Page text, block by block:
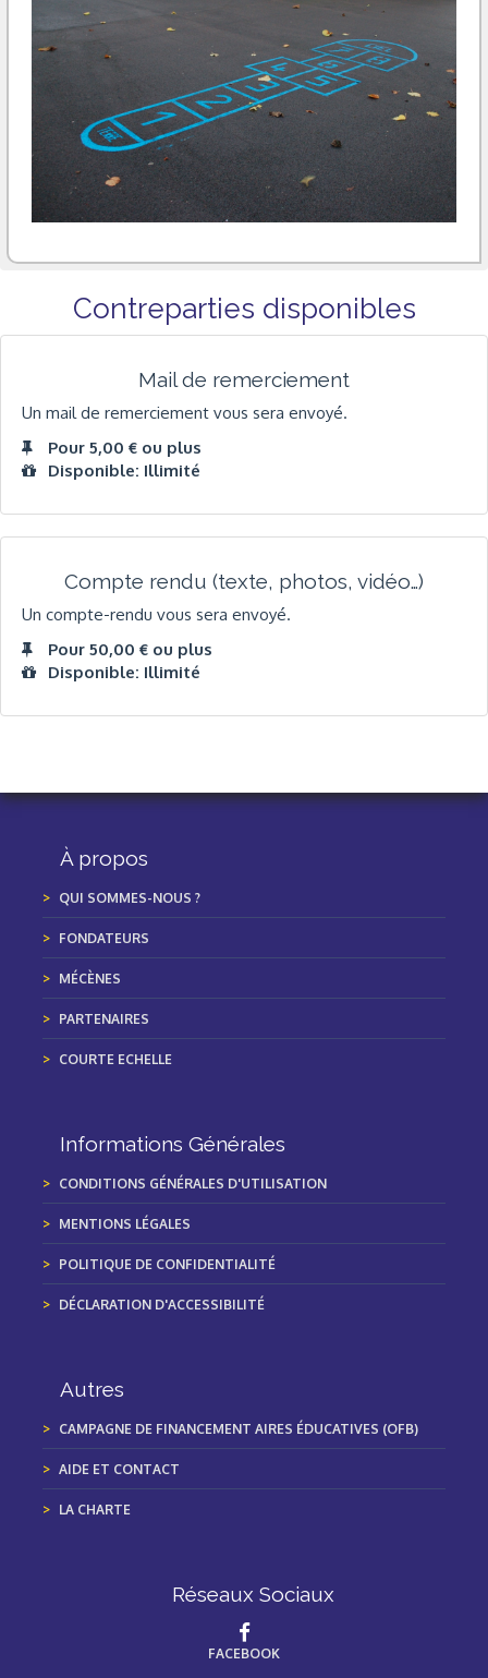
Contreparties disponibles
Mail de remerciement
Un mail de remerciement vous sera envoyé.
Pour 5,00 € ou plus
Disponible: Illimité
Compte rendu (texte, photos, vidéo…)
Un compte-rendu vous sera envoyé.
Pour 50,00 € ou plus
Disponible: Illimité
À propos
QUI SOMMES-NOUS ?
FONDATEURS
MÉCÈNES
PARTENAIRES
COURTE ECHELLE
Informations Générales
CONDITIONS GÉNÉRALES D'UTILISATION
MENTIONS LÉGALES
POLITIQUE DE CONFIDENTIALITÉ
DÉCLARATION D'ACCESSIBILITÉ
Autres
CAMPAGNE DE FINANCEMENT AIRES ÉDUCATIVES (OFB)
AIDE ET CONTACT
LA CHARTE
Réseaux Sociaux
FACEBOOK